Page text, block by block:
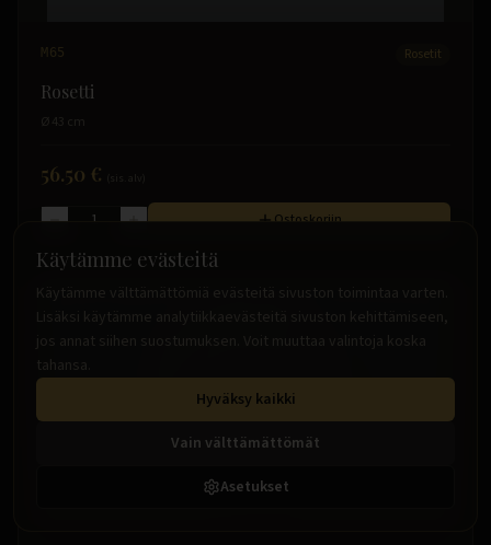
M65 Rosetit
Rosetti
Ø 43 cm
56.50 €
Ostoskoriin
Käytämme evästeitä
Käytämme välttämättömiä evästeitä sivuston toimintaa varten.
Lisäksi käytämme analytiikkaevästeitä sivuston kehittämiseen,
jos annat siihen suostumuksen. Voit muuttaa valintoja koska
tahansa.
Hyväksy kaikki
Vain välttämättömät
Asetukset